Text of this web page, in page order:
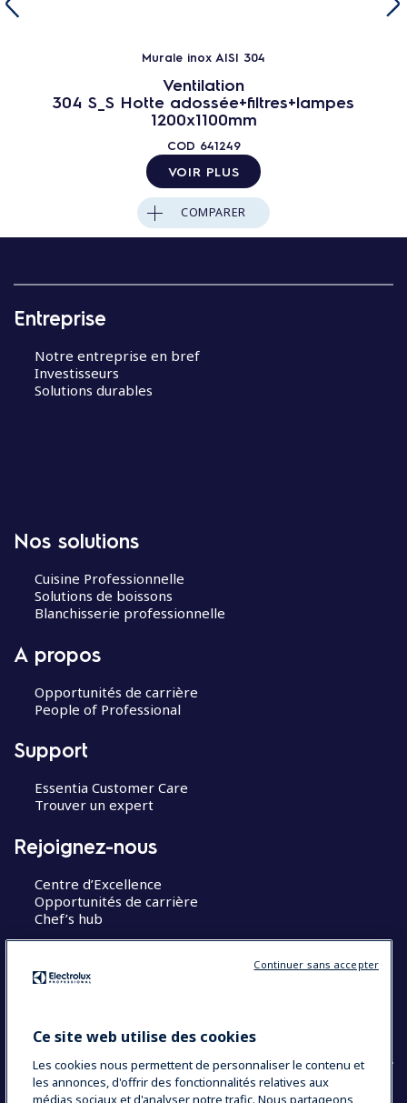
Murale inox AISI 304
Ventilation
304 S_S Hotte adossée+filtres+lampes
1200x1100mm
COD 641249
VOIR PLUS
COMPARER
Entreprise
Notre entreprise en bref
Investisseurs
Solutions durables
Nos solutions
Cuisine Professionnelle
Solutions de boissons
Blanchisserie professionnelle
A propos
Opportunités de carrière
People of Professional
Support
Essentia Customer Care
Trouver un expert
Rejoignez-nous
Centre d’Excellence
Opportunités de carrière
Chef’s hub
Ce site web utilise des cookies
Les cookies nous permettent de personnaliser le contenu et
les annonces, d'offrir des fonctionnalités relatives aux
médias sociaux et d'analyser notre trafic. Nous partageons
Continuer sans accepter